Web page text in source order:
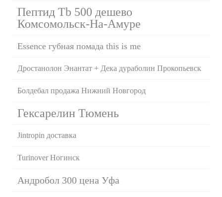
Пептид Tb 500 дешево
Комсомольск-На-Амуре
Essence губная помада this is me
Дростанолон Энантат + Дека дураболин Прокопьевск
Болдебал продажа Нижний Новгород
Гексарелин Тюмень
Jintropin доставка
Turinover Ногинск
Андробол 300 цена Уфа